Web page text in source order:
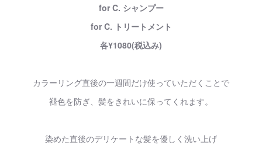
for C. シャンプー
for C. トリートメント
各¥1080(税込み)
カラーリング直後の一週間だけ使っていただくことで
褪色を防ぎ、髪をきれいに保ってくれます。
染めた直後のデリケートな髪を優しく洗い上げ